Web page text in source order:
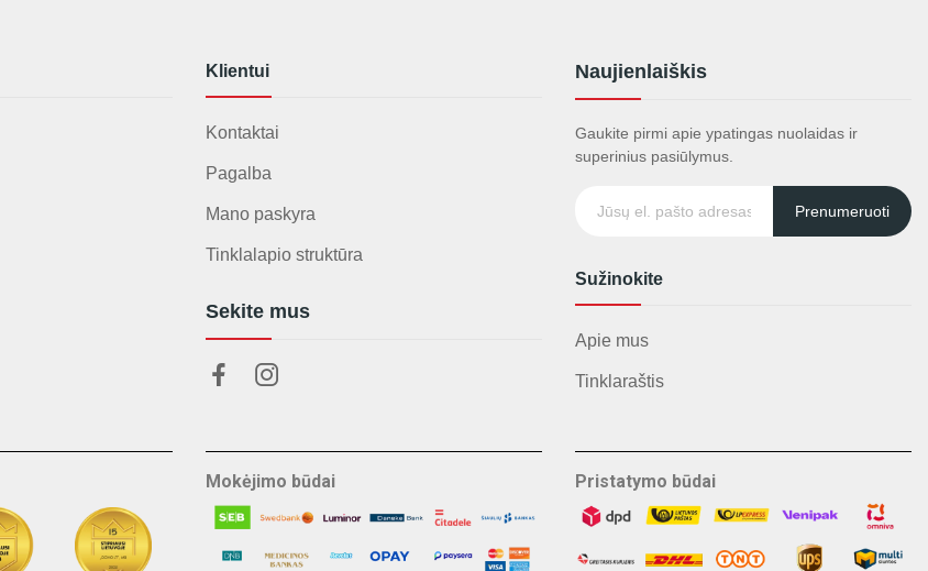
Klientui
Kontaktai
Pagalba
Mano paskyra
Tinklalapio struktūra
Sekite mus
Naujienlaiškis
Gaukite pirmi apie ypatingas nuolaidas ir
superinius pasiūlymus.
Prenumeruoti
Sužinokite
Apie mus
Tinklaraštis
Mokėjimo būdai Pristatymo būdai